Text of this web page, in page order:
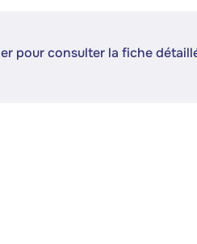
pour consulter la fiche